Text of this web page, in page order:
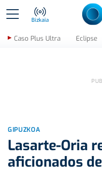
Bizkaia
Caso Plus Ultra Eclipse
GIPUZKOA
Lasarte-Oria
aficionados